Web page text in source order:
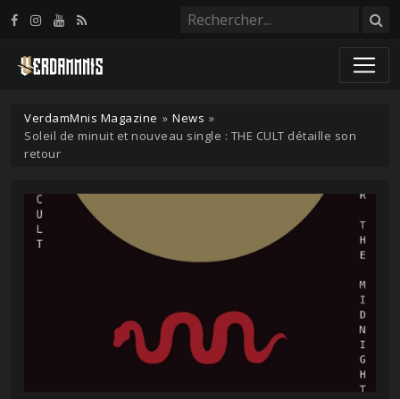
VerdamMnis Magazine » News »
Soleil de minuit et nouveau single : THE CULT détaille son
retour
Panneau de gestion des cookies